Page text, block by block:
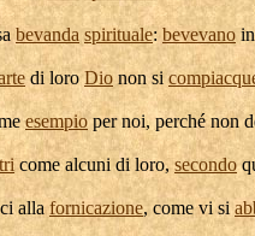
bevanda spirituale: bevevano
di loroDio non si
esempioper noi, perché non
come alcuni di loro, secondo
allafornicazione, come vi si